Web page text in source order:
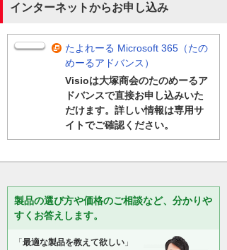
インターネットからお申し込み
たよれーる Microsoft 365（たの
めーるアドバンス）
Visioは大塚商会のたのめーるア
ドバンスで直接お申し込みいた
だけます。詳しい情報は専用サ
イトでご確認ください。
製品の選び方や価格のご相談など、分かりや
すくお答えします。
「 最適な製品を教えて欲しい 」